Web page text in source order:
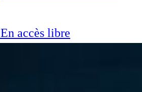
En accès libre